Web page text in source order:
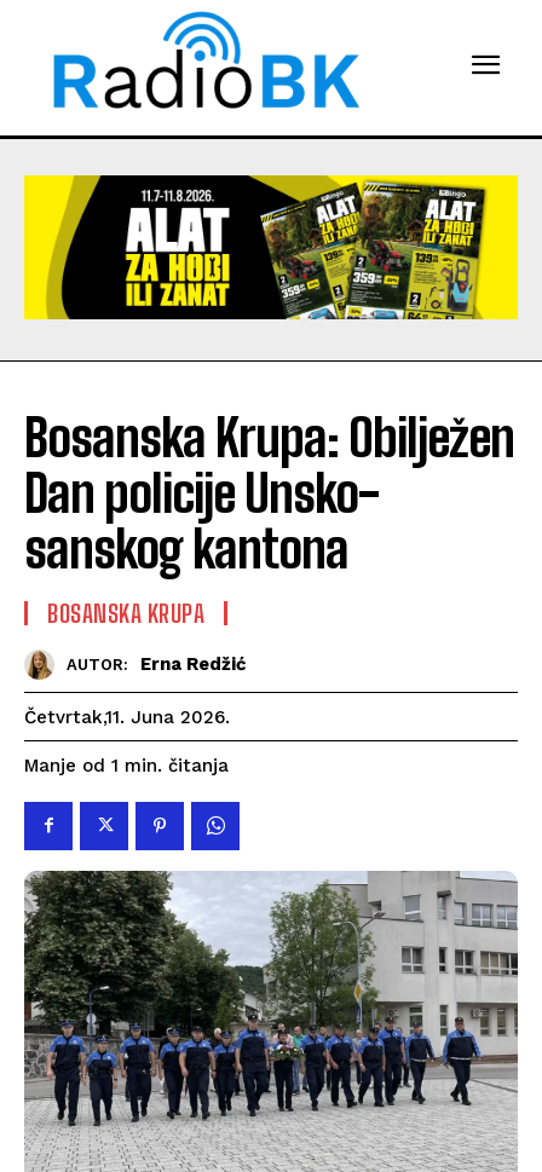
Bosanska Krupa: Obilježen
Dan policije Unsko-
sanskog kantona
BOSANSKA KRUPA
AUTOR: Erna Redžić
Četvrtak,11. Juna 2026.
Manje od 1 min. čitanja